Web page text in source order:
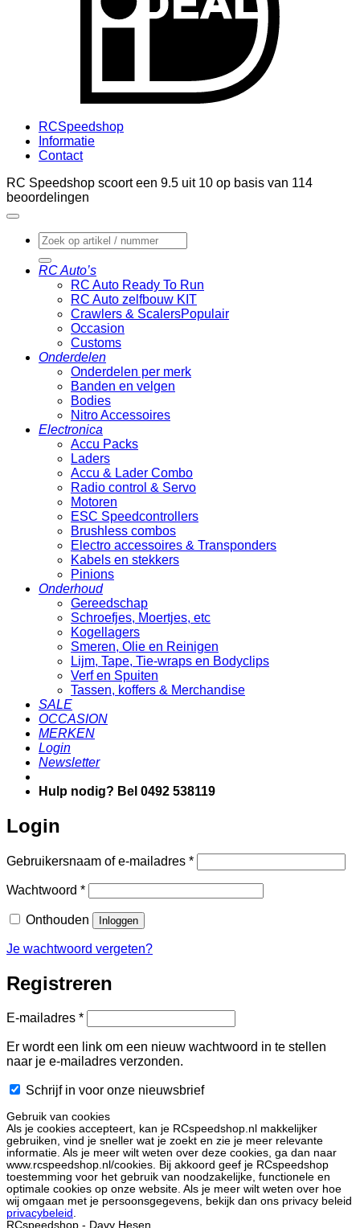
RCSpeedshop
Informatie
Contact
RC Speedshop scoort een 9.5 uit 10 op basis van 114
beoordelingen
Zoeken
naar:
RC Auto’s
RC Auto Ready To Run
RC Auto zelfbouw KIT
Crawlers & Scalers
Occasion
Customs
Onderdelen
Onderdelen per merk
Banden en velgen
Bodies
Nitro Accessoires
Electronica
Accu Packs
Laders
Accu & Lader Combo
Radio control & Servo
Motoren
ESC Speedcontrollers
Brushless combos
Electro accessoires & Transponders
Kabels en stekkers
Pinions
Onderhoud
Gereedschap
Schroefjes, Moertjes, etc
Kogellagers
Smeren, Olie en Reinigen
Lijm, Tape, Tie-wraps en Bodyclips
Verf en Spuiten
Tassen, koffers & Merchandise
SALE
OCCASION
MERKEN
Login
Newsletter
Hulp nodig? Bel 0492 538119
Login
Gebruikersnaam of e-mailadres *Vereist
Wachtwoord *Vereist
Onthouden Inloggen
Je wachtwoord vergeten?
Registreren
E-mailadres *Vereist
Er wordt een link om een nieuw wachtwoord in te stellen
naar je e-mailadres verzonden.
Schrijf in voor onze nieuwsbrief
Gebruik van cookies
Als je cookies accepteert, kan je RCspeedshop.nl makkelijker
gebruiken, vind je sneller wat je zoekt en zie je meer relevante
informatie. Als je meer wilt weten over deze cookies, ga dan naar
www.rcspeedshop.nl/cookies. Bij akkoord geef je RCspeedshop
toestemming voor het gebruik van noodzakelijke, functionele en
optimale cookies op onze website. Als je meer wilt weten over hoe
wij omgaan met je persoonsgegevens, bekijk dan ons privacy beleid
privacybeleid .
RCspeedshop - Davy Hesen